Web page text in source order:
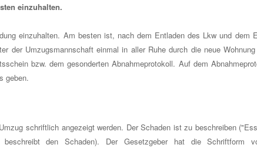
einzuhalten.
einzuhalten. Am besten ist, nach dem Entladen des Lkw und dem
der Umzugsmannschaft einmal in aller Ruhe durch die neue
bzw. dem gesonderten Abnahmeprotokoll. Auf dem
geben.
schriftlich angezeigt werden. Der Schaden ist zu beschreiben
den Schaden). Der Gesetzgeber hat die Schriftform